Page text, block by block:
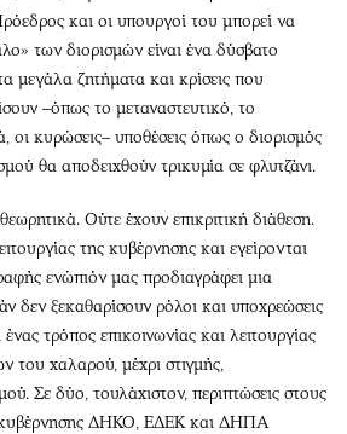
και οι υπουργοί του μπορεί να
των διορισμών είναι ένα δύσβατο
μεγάλα ζητήματα και κρίσεις που
–όπως το μεταναστευτικό, το
οι κυρώσεις– υποθέσεις όπως ο διορισμός
θα αποδειχθούν τρικυμία σε φλυτζάνι.
Ούτε έχουν επικριτική διάθεση.
της κυβέρνησης και εγείρονται
ενώπιόν μας προδιαγράφει μια
δεν ξεκαθαρίσουν ρόλοι και υποχρεώσεις
τρόπος επικοινωνίας και λειτουργίας
του χαλαρού, μέχρι στιγμής,
Σε δύο, τουλάχιστον, περιπτώσεις στους
ΔΗΚΟ, ΕΔΕΚ και ΔΗΠΑ